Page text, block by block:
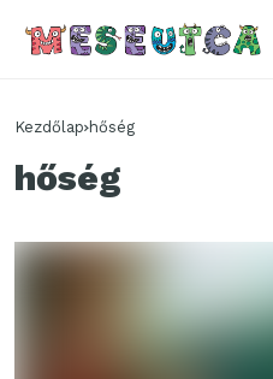
Kezdőlap hőség
hőség